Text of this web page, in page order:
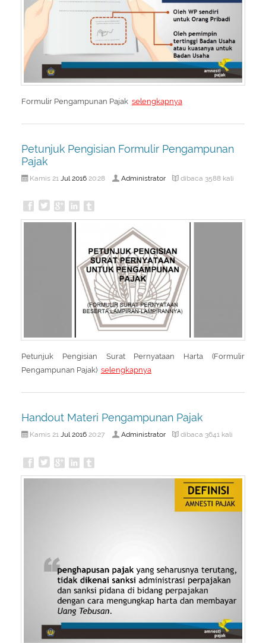
Formulir Pengampunan Pajak selengkapnya
Petunjuk Pengisian Formulir Pengampunan
Pajak
Kamis 21 Jul 201620:28 Administrator dibaca 3588 kali
Petunjuk Pengisian Surat Pernyataan Harta (Formulir
Pengampunan Pajak) selengkapnya
Handout Materi Pengampunan Pajak
Kamis 21 Jul 201620:27 Administrator dibaca 3641 kali